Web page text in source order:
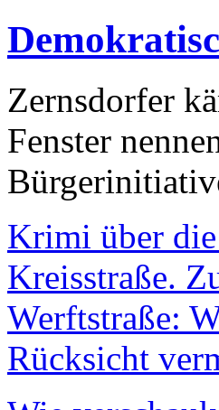
Zernsdorfer
Fenster
Krimi über
Kreisstraße.
Werftstraße:
Rücksicht